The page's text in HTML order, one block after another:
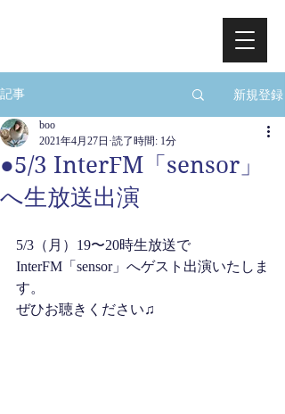
記事 新規登録
●5/3 InterFM「sensor」
へ生放送出演
boo
2021年4月27日 読了時間: 1分
5/3（月）19〜20時生放送で
InterFM「sensor」へゲスト出演いたしま
す。
ぜひお聴きください♫